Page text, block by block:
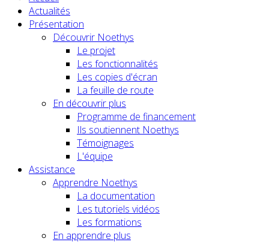
Actualités
Présentation
Découvrir Noethys
Le projet
Les fonctionnalités
Les copies d'écran
La feuille de route
En découvrir plus
Programme de financement
Ils soutiennent Noethys
Témoignages
L'équipe
Assistance
Apprendre Noethys
La documentation
Les tutoriels vidéos
Les formations
En apprendre plus